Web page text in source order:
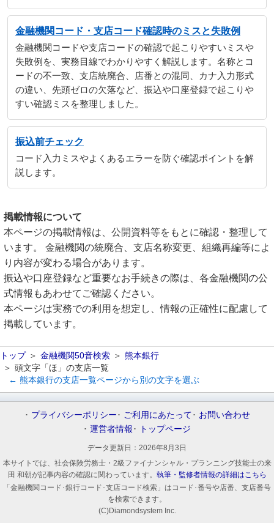
金融機関コード・支店コード確認時のミスと失敗例
金融機関コードや支店コードの確認で起こりやすいミスや
失敗例を、実務目線でわかりやすく解説します。名称とコ
ードの不一致、支店統廃合、店番との混同、カナ入力形式
の違い、先頭ゼロの欠落など、振込や口座登録で起こりや
すい確認ミスを整理しました。
振込前チェック
コード入力ミスやよくあるエラーを防ぐ確認ポイントを解
説します。
掲載情報について
本ページの掲載情報は、公開資料等をもとに確認・整理して
います。 金融機関の統廃合、支店名称変更、組織再編等によ
り内容が変わる場合があります。
振込や口座登録など重要なお手続きの際は、各金融機関の公
式情報もあわせてご確認ください。
本ページは実務での利用を想定し、情報の正確性に配慮して
掲載しています。
トップ 金融機関50音検索
熊本銀行
頭文字「ほ」の支店一覧
← 熊本銀行の支店一覧ページから別の文字を選ぶ
プライバシーポリシー ご利用にあたって
お問い合わせ
運営者情報
トップページ
データ更新日： 2026年8月3日
本サイトでは、社会保険労務士・2級ファイナンシャル・プランニング技能士の来
田 和朝が記事内容の確認に関わっています。 執筆・監修者情報の詳細はこちら
「金融機関コード･銀行コード･支店コード検索」はコード･番号や店番、支店番号
を検索できます。
(C)Diamondsystem Inc.